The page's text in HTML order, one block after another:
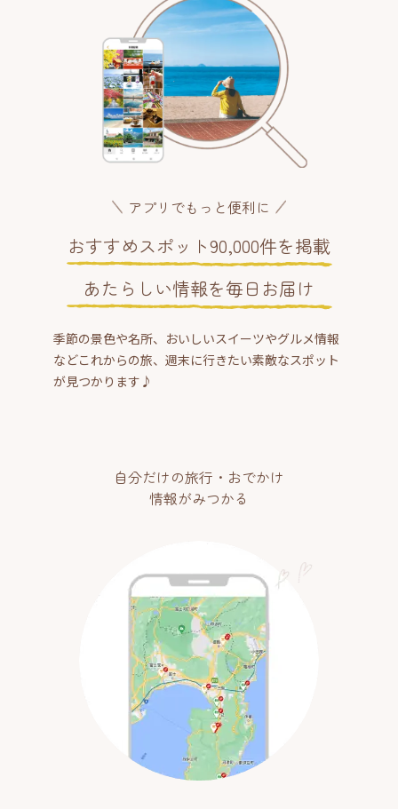
アプリでもっと便利に
おすすめスポット90,000件を掲載
あたらしい情報を毎日お届け
季節の景色や名所、おいしいスイーツやグルメ情報
などこれからの旅、週末に行きたい素敵なスポット
が見つかります♪
自分だけの旅行・おでかけ
情報がみつかる